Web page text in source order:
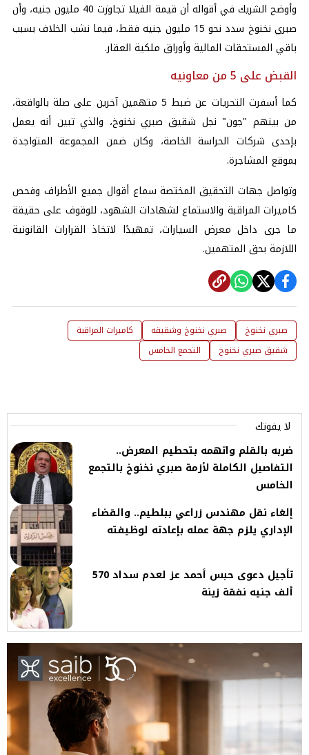
وأوضح الشريك في أقواله أن قيمة الفيلا تجاوزت 40 مليون جنيه، وأن
صبري نخنوخ سدد نحو 15 مليون جنيه فقط، فيما نشب الخلاف بسبب
باقي المستحقات المالية وأوراق ملكية العقار.
القبض على 5 من معاونيه
كما أسفرت التحريات عن ضبط 5 متهمين آخرين على صلة بالواقعة،
من بينهم "جون" نجل شقيق صبري نخنوخ، والذي تبين أنه يعمل
بإحدى شركات الحراسة الخاصة، وكان ضمن المجموعة المتواجدة
بموقع المشاجرة.
وتواصل جهات التحقيق المختصة سماع أقوال جميع الأطراف وفحص
كاميرات المراقبة والاستماع لشهادات الشهود، للوقوف على حقيقة
ما جرى داخل معرض السيارات، تمهيدًا لاتخاذ القرارات القانونية
اللازمة بحق المتهمين.
صبري نخنوخ صبري نخنوخ وشقيقه
كاميرات المراقبة
شقيق صبري نخنوخ
التجمع الخامس
لا يفوتك
ضربه بالقلم واتهمه بتحطيم المعرض..
التفاصيل الكاملة لأزمة صبري نخنوخ بالتجمع
الخامس
إلغاء نقل مهندس زراعي ببلطيم.. والقضاء
الإداري يلزم جهة عمله بإعادته لوظيفته
تأجيل دعوى حبس أحمد عز لعدم سداد 570
ألف جنيه نفقة زينة